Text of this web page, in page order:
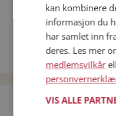
Andre single fra Midt-
Kvinner fra Midt-Telemark
Date kvinner i Norge
Date menn i Norge
Bli
kan kombinere
informasjon du
har samlet inn
deres. Les mer
medlemsvilkår
VIS ALLE